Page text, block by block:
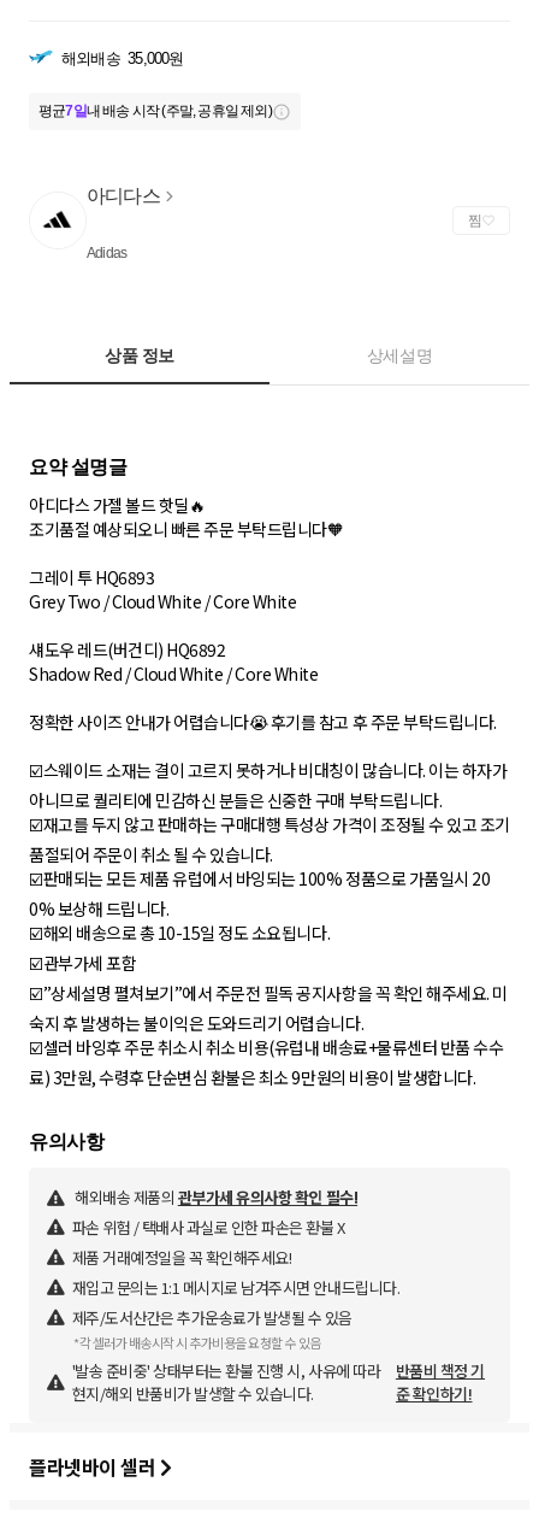
해외배송 35,000원
평균7일내 배송 시작 (주말, 공휴일 제외)
아디다스
Adidas
찜
상품 정보 상세설명
요약 설명글
아디다스 가젤 볼드 핫딜🔥
조기품절 예상되오니 빠른 주문 부탁드립니다🧡
그레이 투 HQ6893
Grey Two / Cloud White / Core White
섀도우 레드(버건디) HQ6892
Shadow Red / Cloud White / Core White
정확한 사이즈 안내가 어렵습니다😭 후기를 참고 후 주문 부탁드립니다.
☑️스웨이드 소재는 결이 고르지 못하거나 비대칭이 많습니다. 이는 하자가
아니므로 퀄리티에 민감하신 분들은 신중한 구매 부탁드립니다.
☑️재고를 두지 않고 판매하는 구매대행 특성상 가격이 조정될 수 있고 조기
품절되어 주문이 취소 될 수 있습니다.
☑️판매되는 모든 제품 유럽에서 바잉되는 100% 정품으로 가품일시 20
0% 보상해 드립니다.
☑️해외 배송으로 총 10-15일 정도 소요됩니다.
☑️관부가세 포함
☑️”상세설명 펼쳐보기”에서 주문전 필독 공지사항을 꼭 확인 해주세요. 미
숙지 후 발생하는 불이익은 도와드리기 어렵습니다.
☑️셀러 바잉후 주문 취소시 취소 비용(유럽내 배송료+물류센터 반품 수수
료) 3만원, 수령후 단순변심 환불은 최소 9만원의 비용이 발생합니다.
유의사항
해외배송 제품의 관부가세 유의사항 확인 필수!
파손 위험 / 택배사 과실로 인한 파손은 환불 X
제품 거래예정일을 꼭 확인해주세요!
재입고 문의는 1:1 메시지로 남겨주시면 안내드립니다.
제주/도서산간은 추가운송료가 발생될 수 있음
*각 셀러가 배송시작 시 추가비용을 요청할 수 있음
'발송 준비중' 상태부터는 환불 진행 시, 사유에 따라
현지/해외 반품비가 발생할 수 있습니다.
반품비 책정 기
준 확인하기!
플라넷바이 셀러